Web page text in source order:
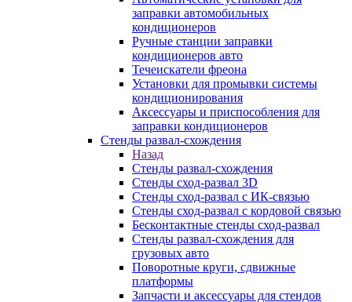
заправки автомобильных
кондиционеров
Ручные станции заправки
кондиционеров авто
Течеискатели фреона
Установки для промывки системы
кондиционирования
Аксессуары и приспособления для
заправки кондиционеров
Стенды развал-схождения
Назад
Стенды развал-схождения
Стенды сход-развал 3D
Стенды сход-развал с ИК-связью
Стенды сход-развал с кордовой связью
Бесконтактные стенды сход-развал
Стенды развал-схождения для
грузовых авто
Поворотные круги, сдвижные
платформы
Запчасти и аксессуары для стендов